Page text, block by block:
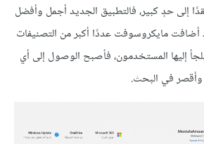
إلى حدٍ كبير، فالتطبيق الجديد أجمل وأفضل
أضافت مايكروسوفت عددًا أكبر من التصنيفات
إليها المستخدمون، فأصبح الوصول إلى أي
في البحث.